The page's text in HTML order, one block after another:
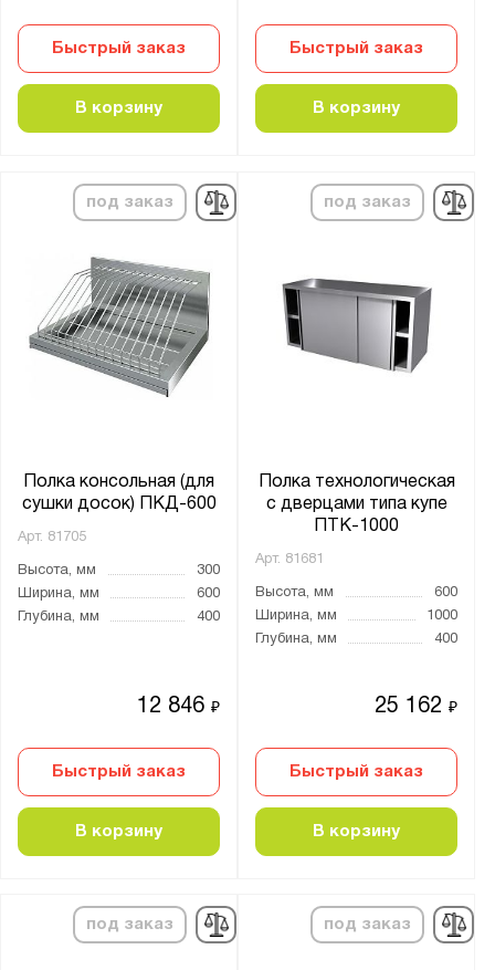
Быстрый заказ
В корзину
Быстрый заказ
В корзину
под заказ
Полка консольная (для
сушки досок) ПКД-600
Арт. 81705
Высота, мм
300
Ширина, мм
600
Глубина, мм
400
12 846₽
Быстрый заказ
В корзину
под заказ
Полка технологическая
с дверцами типа купе
ПТК-1000
Арт. 81681
Высота, мм
600
Ширина, мм
1000
Глубина, мм
400
25 162₽
Быстрый заказ
В корзину
под заказ под заказ